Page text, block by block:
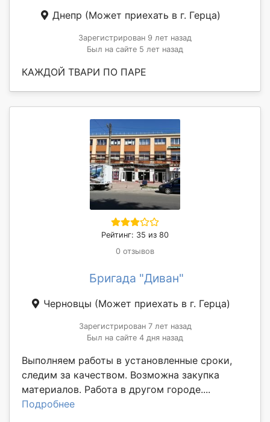
Днепр (Может приехать в г. Герца)
Зарегистрирован 9 лет назад
Был на сайте 5 лет назад
КАЖДОЙ ТВАРИ ПО ПАРЕ
Рейтинг: 35 из 80
0 отзывов
Бригада "Диван"
Черновцы (Может приехать в г. Герца)
Зарегистрирован 7 лет назад
Был на сайте 4 дня назад
Выполняем работы в установленные сроки,
следим за качеством. Возможна закупка
материалов. Работа в другом городе....
Подробнее